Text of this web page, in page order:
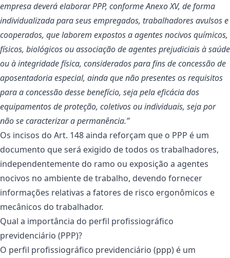
empresa deverá elaborar PPP, conforme Anexo XV, de forma
individualizada para seus empregados, trabalhadores avulsos e
cooperados, que laborem expostos a agentes nocivos químicos,
físicos, biológicos ou associação de agentes prejudiciais à saúde
ou à integridade física, considerados para fins de concessão de
aposentadoria especial, ainda que não presentes os requisitos
para a concessão desse benefício, seja pela eficácia dos
equipamentos de proteção, coletivos ou individuais, seja por
não se caracterizar a permanência.”
Os incisos do Art. 148 ainda reforçam que o PPP é um
documento que será exigido de todos os trabalhadores,
independentemente do ramo ou exposição a agentes
nocivos no ambiente de trabalho, devendo fornecer
informações relativas a fatores de risco ergonômicos e
mecânicos do trabalhador.
Qual a importância do perfil profissiográfico
previdenciário (PPP)?
O perfil profissiográfico previdenciário (ppp) é um